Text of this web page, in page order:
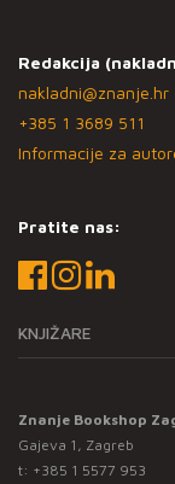
Redakcija
nakladni@znanje.hr
+385 1 3689 511
Informacije za
Pratite nas:
KNJIŽARE
Znanje Bookshop
Gajeva 1, Zagreb
t: +385 1 5577 953